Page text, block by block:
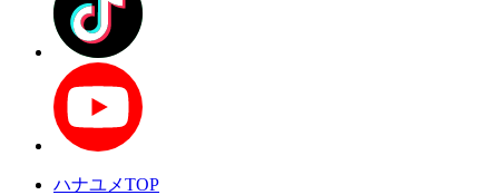
ハナユメTOP